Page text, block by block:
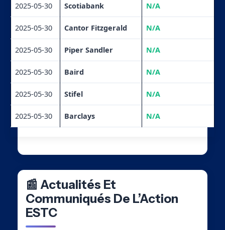
2025-05-30 Scotiabank N/A
2025-05-30 Cantor Fitzgerald N/A
2025-05-30 Piper Sandler N/A
2025-05-30 Baird N/A
2025-05-30 Stifel N/A
2025-05-30 Barclays N/A
📰 Actualités Et
Communiqués De L’Action
ESTC